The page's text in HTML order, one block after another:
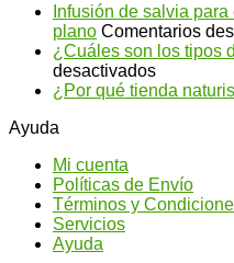
Infusión de salvia
plano Comentarios
¿Cuáles son los tipos
desactivadosen
¿Cuáles
Ginseng?
¿Por qué tienda
Ayuda
Mi cuenta
Políticas de Envío
Términos y
Servicios
Ayuda